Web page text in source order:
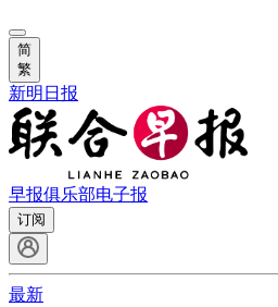
简
繁
新明日报
早报俱乐部电子报
订阅
最新